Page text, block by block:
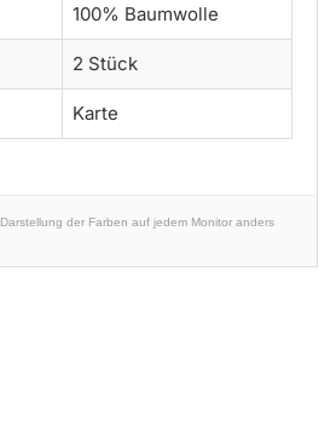
100% Baumwolle
2 Stück
Karte
der Farben auf jedem Monitor anders